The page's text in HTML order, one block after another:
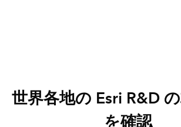
世界各地の Esri R&D
を確認